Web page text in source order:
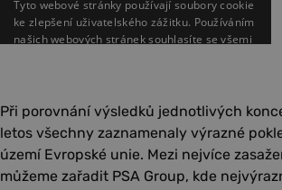
Při porovnání výsledků jednotlivých
letos všechny zaznamenaly výrazné
území Evropské unie. Mezi nejvíce
můžeme zařadit PSA Group, kde